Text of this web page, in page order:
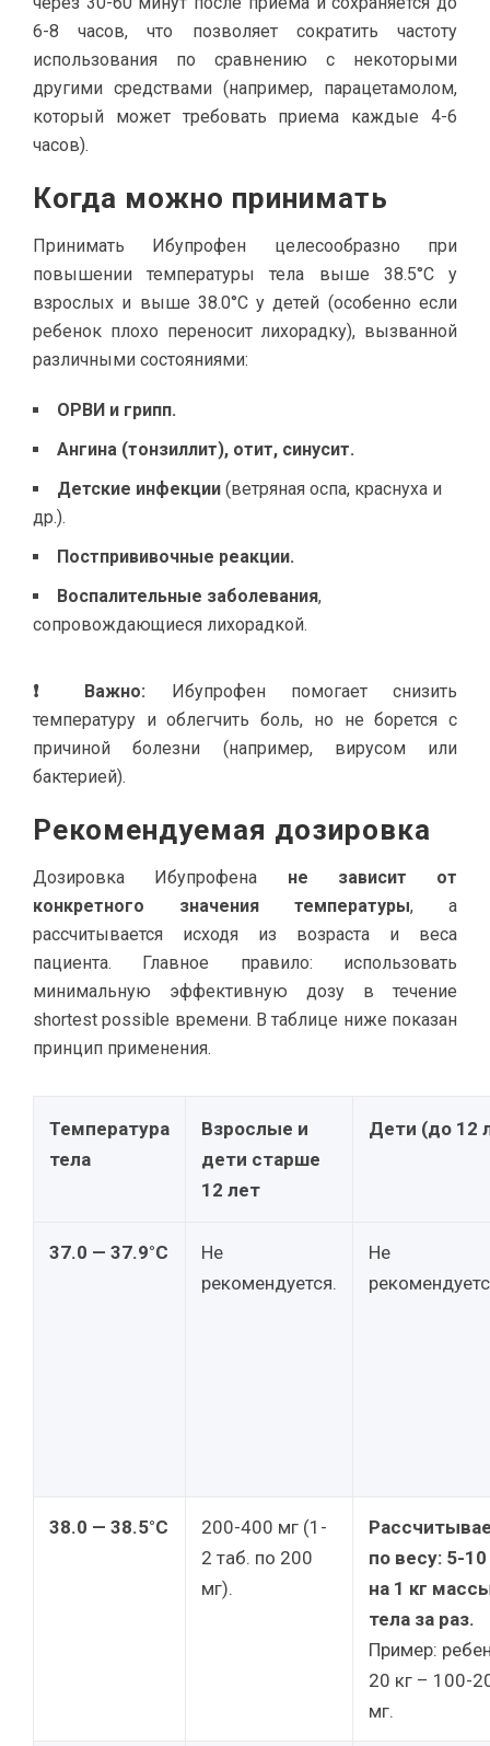
6-8 часов, что позволяет сократить частоту
использования по сравнению с некоторыми
другими средствами (например, парацетамолом,
который может требовать приема каждые 4-6
часов).
Когда можно принимать
Принимать Ибупрофен целесообразно при
повышении температуры тела выше 38.5°C у
взрослых и выше 38.0°C у детей (особенно если
ребенок плохо переносит лихорадку), вызванной
различными состояниями:
ОРВИ и грипп.
Ангина (тонзиллит), отит, синусит.
Детские инфекции (ветряная оспа, краснуха и
др.).
Постпрививочные реакции.
Воспалительные заболевания,
сопровождающиеся лихорадкой.
❗ Важно: Ибупрофен помогает снизить
температуру и облегчить боль, но не борется с
причиной болезни (например, вирусом или
бактерией).
Рекомендуемая дозировка
Дозировка Ибупрофена не зависит от
конкретного значения температуры, а
рассчитывается исходя из возраста и веса
пациента. Главное правило: использовать
минимальную эффективную дозу в течение
shortest possible времени. В таблице ниже показан
принцип применения.
Температура
тела
Взрослые и
дети старше
12 лет
Дети (до 12
37.0 — 37.9°C
Не
рекомендуется.
Не
38.0 — 38.5°C
200-400 мг (1-
2 таб. по 200
мг).
по весу: 5-
на 1 кг
тела за раз.
Пример:
20 кг – 100-
мг.